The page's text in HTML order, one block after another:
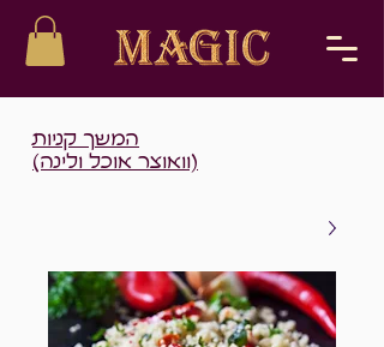
המשך קניות
(וואוצר אוכל ולינה)